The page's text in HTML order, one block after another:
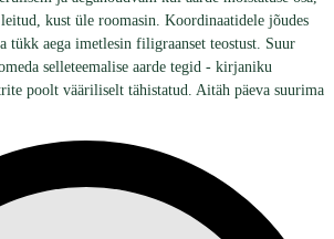
kust üle roomasin. Koordinaatidele jõudes
tükk aega imetlesin filigraanset teostust. Suur
selleteemalise aarde tegid - kirjaniku
poolt vääriliselt tähistatud. Aitäh päeva suurima